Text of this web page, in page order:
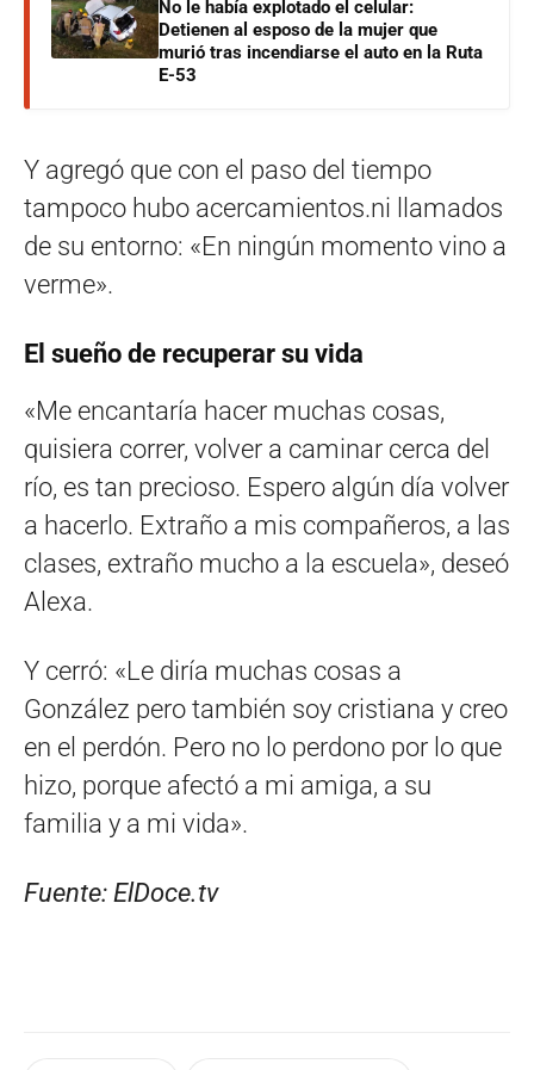
No le había explotado el celular:
Detienen al esposo de la mujer que
murió tras incendiarse el auto en la Ruta
E-53
Y agregó que con el paso del tiempo
tampoco hubo acercamientos.ni llamados
de su entorno: «En ningún momento vino a
verme».
El sueño de recuperar su vida
«Me encantaría hacer muchas cosas,
quisiera correr, volver a caminar cerca del
río, es tan precioso. Espero algún día volver
a hacerlo. Extraño a mis compañeros, a las
clases, extraño mucho a la escuela», deseó
Alexa.
Y cerró: «Le diría muchas cosas a
González pero también soy cristiana y creo
en el perdón. Pero no lo perdono por lo que
hizo, porque afectó a mi amiga, a su
familia y a mi vida».
Fuente: ElDoce.tv